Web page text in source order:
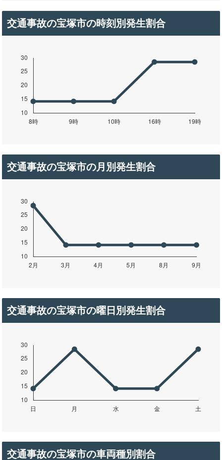
交通事故の宝塚市の時刻別発生割合
交通事故の宝塚市の月別発生割合
交通事故の宝塚市の曜日別発生割合
交通事故の宝塚市の車両種別割合